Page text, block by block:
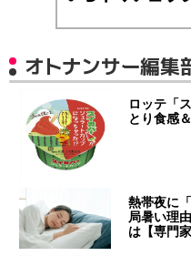
オトナンサー編集
ロッテ「
とり食感
熱帯夜に
局暑い理
は【専門家